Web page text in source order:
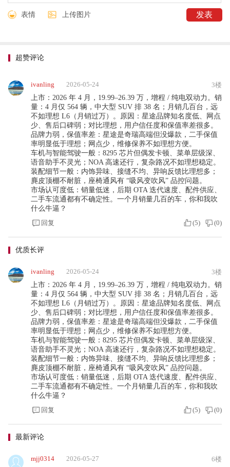
表情 上传图片
超赞评论
ivanling 2026-05-24
3楼
上市：2026 年 4 月，19.99–26.39 万，增程 / 纯电双动力。销
量：4 月仅 564 辆，中大型 SUV 排 38 名；月销几百台，远
不如理想 L6（月销过万）。原因：星途品牌知名度低、网点
少、售后口碑弱；对比理想，用户信任度和保值率差很多。
品牌力弱，保值率差：星途是奇瑞高端但没爆款，二手保值
率明显低于理想；网点少，维修保养不如理想方便。
车机与智能驾驶一般：8295 芯片但偶发卡顿、菜单层级深、
语音助手不灵光；NOA 高速还行，复杂路况不如理想稳定。
装配细节一般：内饰异味、接缝不均、异响反馈比理想多；
麂皮顶棚不耐脏，座椅通风有 “吸风变吹风” 品控问题。
市场认可度低：销量低迷，后期 OTA 迭代速度、配件供应、
二手车流通都有不确定性。一个月销量几百的车，你和我吹
什么牛逼？
回复
(5) (0)
优质长评
ivanling 2026-05-24
3楼
上市：2026 年 4 月，19.99–26.39 万，增程 / 纯电双动力。销
量：4 月仅 564 辆，中大型 SUV 排 38 名；月销几百台，远
不如理想 L6（月销过万）。原因：星途品牌知名度低、网点
少、售后口碑弱；对比理想，用户信任度和保值率差很多。
品牌力弱，保值率差：星途是奇瑞高端但没爆款，二手保值
率明显低于理想；网点少，维修保养不如理想方便。
车机与智能驾驶一般：8295 芯片但偶发卡顿、菜单层级深、
语音助手不灵光；NOA 高速还行，复杂路况不如理想稳定。
装配细节一般：内饰异味、接缝不均、异响反馈比理想多；
麂皮顶棚不耐脏，座椅通风有 “吸风变吹风” 品控问题。
市场认可度低：销量低迷，后期 OTA 迭代速度、配件供应、
二手车流通都有不确定性。一个月销量几百的车，你和我吹
什么牛逼？
回复
(5) (0)
最新评论
mjj0314 2026-05-27
6楼